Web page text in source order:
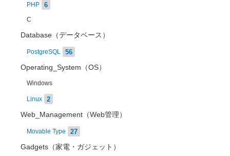
PHP 6
C
Database（データベース）
PostgreSQL 56
Operating_System（OS）
Windows
Linux 2
Web_Management（Web管理）
Movable Type 27
Gadgets（家電・ガジェット）